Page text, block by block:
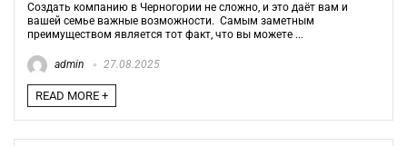
Создать компанию в Черногории не сложно, и это даёт вам и
вашей семье важные возможности. Самым заметным
преимуществом является тот факт, что вы можете ...
admin 27.08.2025
READ MORE +